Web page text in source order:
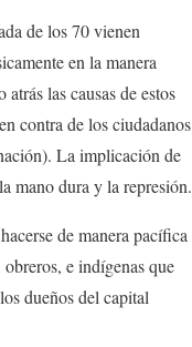
de los 70 vienen
en la manera
las causas de estos
contra de los ciudadanos
La implicación de
mano dura y la represión.
de manera pacífica
e indígenas que
dueños del capital